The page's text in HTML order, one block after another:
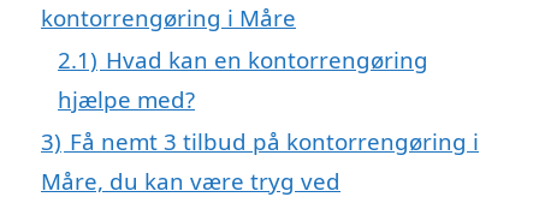
kontorrengøring i Måre
2.1) Hvad kan en kontorrengøring
hjælpe med?
3) Få nemt 3 tilbud på kontorrengøring i
Måre, du kan være tryg ved